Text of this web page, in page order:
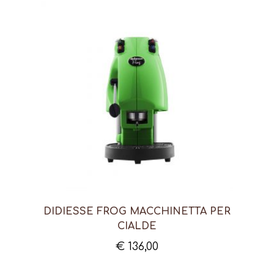
DIDIESSE FROG MACCHINETTA PER
CIALDE
€ 136,00